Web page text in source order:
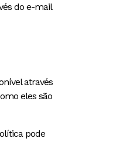
do e-mail
através
eles são
pode